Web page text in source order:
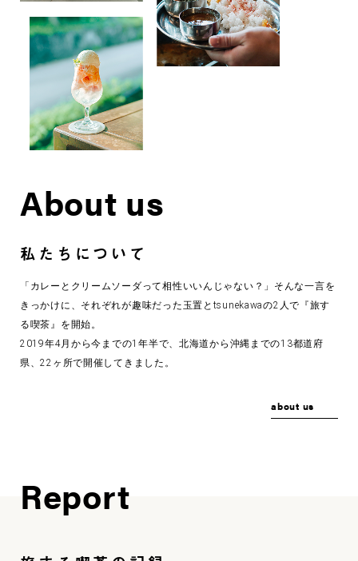
About us
私たちについて
「カレーとクリームソーダって相性いいんじゃない？」そんな一言を
きっかけに、それぞれが趣味だった玉置とtsunekawaの2人で『旅す
る喫茶』を開始。
2019年4月から今までの1年半で、北海道から沖縄までの13都道府
県、22ヶ所で開催してきました。
about us
Report